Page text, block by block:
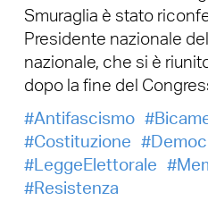
Smuraglia è stato
Presidente nazionale
nazionale, che si è
dopo la fine del
Antifascismo
Costituzione
LeggeElettorale
Resistenza